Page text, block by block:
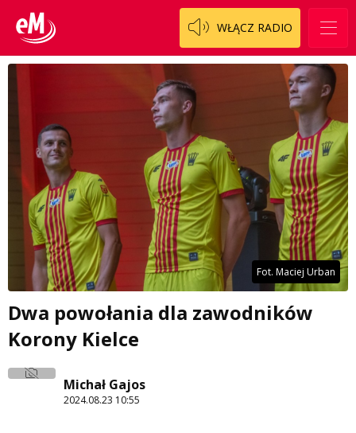
WŁĄCZ RADIO
Fot. Maciej Urban
Dwa powołania dla zawodników
Korony Kielce
Michał Gajos
2024.08.23 10:55